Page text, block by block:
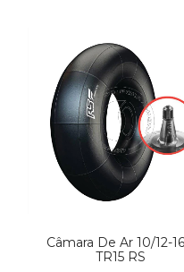
Câmara De Ar 10/12-
TR15 RS